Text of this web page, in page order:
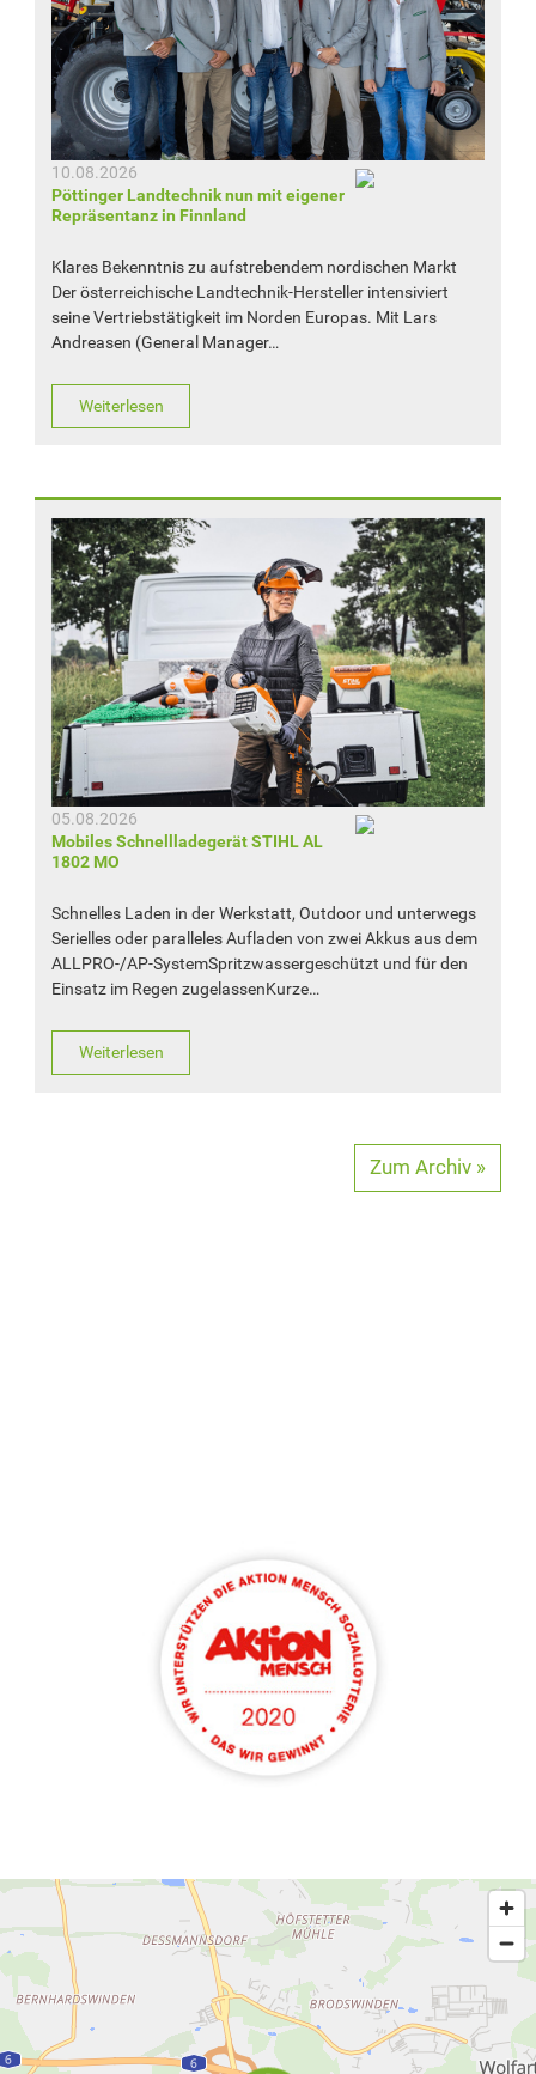
10.08.2026
Pöttinger Landtechnik nun mit eigener
Repräsentanz in Finnland
Klares Bekenntnis zu aufstrebendem nordischen Markt
Der österreichische Landtechnik-Hersteller intensiviert
seine Vertriebstätigkeit im Norden Europas. Mit Lars
Andreasen (General Manager…
Weiterlesen
05.08.2026
Mobiles Schnellladegerät STIHL AL
1802 MO
Schnelles Laden in der Werkstatt, Outdoor und unterwegs
Serielles oder paralleles Aufladen von zwei Akkus aus dem
ALLPRO-/AP-SystemSpritzwassergeschützt und für den
Einsatz im Regen zugelassenKurze…
Weiterlesen
Zum Archiv »